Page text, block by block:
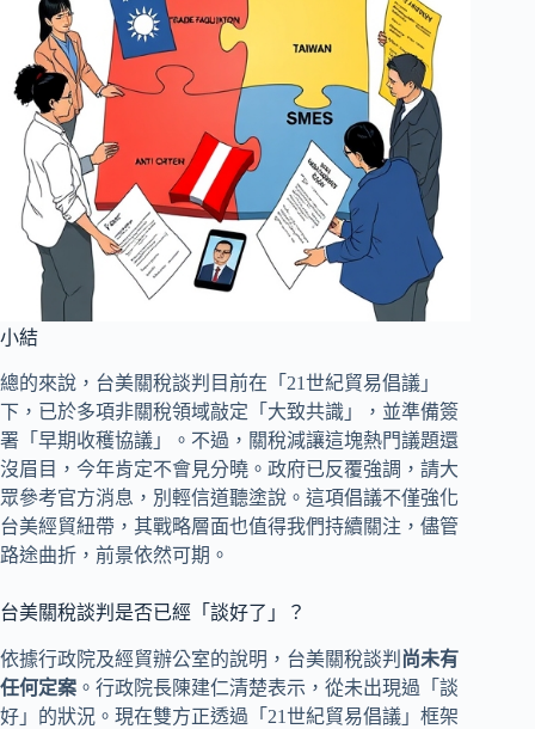
小結
總的來說，台美關稅談判目前在「21世紀貿易倡議」
下，已於多項非關稅領域敲定「大致共識」，並準備簽
署「早期收穫協議」。不過，關稅減讓這塊熱門議題還
沒眉目，今年肯定不會見分曉。政府已反覆強調，請大
眾參考官方消息，別輕信道聽塗說。這項倡議不僅強化
台美經貿紐帶，其戰略層面也值得我們持續關注，儘管
路途曲折，前景依然可期。
台美關稅談判是否已經「談好了」？
依據行政院及經貿辦公室的說明，台美關稅談判 尚未有
任何定案 。行政院長陳建仁清楚表示，從未出現過「談
好」的狀況。現在雙方正透過「21世紀貿易倡議」框架